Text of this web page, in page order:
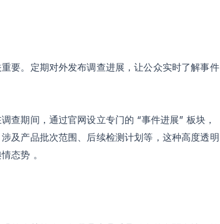
要。定期对外发布调查进展，让公众实时了解事件
查期间，通过官网设立专门的 “事件进展” 板块，
及产品批次范围、后续检测计划等，这种高度透明
态势 。